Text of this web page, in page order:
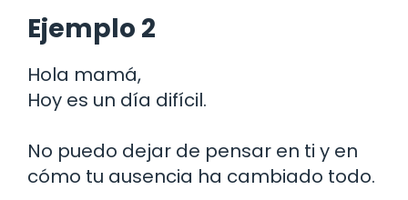
Ejemplo 2
Hola mamá,
Hoy es un día difícil.
No puedo dejar de pensar en ti y en
cómo tu ausencia ha cambiado todo.